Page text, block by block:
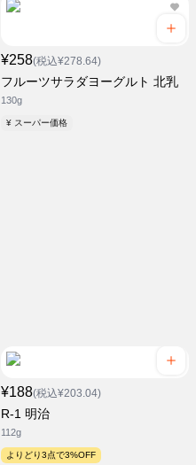
¥258(税込¥278.64)
フルーツサラダヨーグルト 北乳
130g
¥ スーパー価格
¥188(税込¥203.04)
R-1 明治
112g
よりどり3点で3%OFF